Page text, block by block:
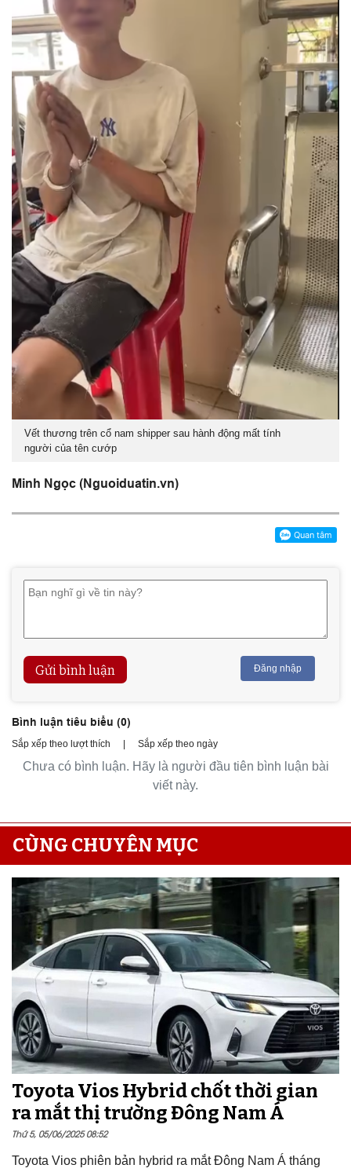
Vết thương trên cổ nam shipper sau hành động mất tính
người của tên cướp
Minh Ngọc (Nguoiduatin.vn)
Gửi bình luận Đăng nhập
Bình luận tiêu biểu (0)
Sắp xếp theo lượt thích | Sắp xếp theo ngày
Chưa có bình luận. Hãy là người đầu tiên bình luận bài
viết này.
CÙNG CHUYÊN MỤC
Toyota Vios Hybrid chốt thời gian
ra mắt thị trường Đông Nam Á
Thứ 5, 05/06/2025 08:52
Toyota Vios phiên bản hybrid ra mắt Đông Nam Á tháng